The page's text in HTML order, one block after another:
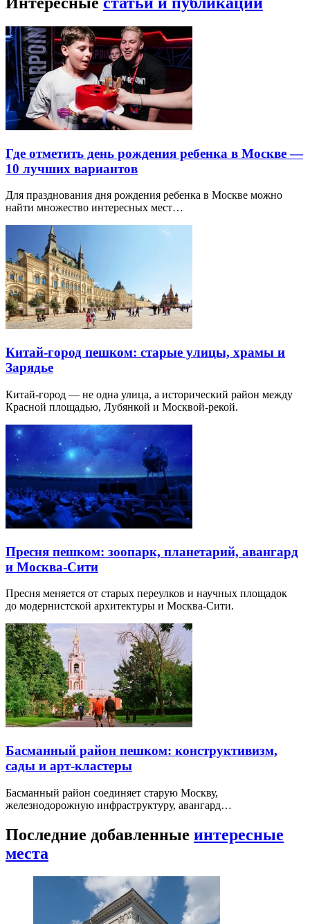
Где отметить день рождения ребенка в Москве —
10 лучших вариантов
Для празднования дня рождения ребенка в Москве можно
найти множество интересных мест…
Китай-город пешком: старые улицы, храмы и
Зарядье
Китай-город — не одна улица, а исторический район между
Красной площадью, Лубянкой и Москвой-рекой.
Пресня пешком: зоопарк, планетарий, авангард
и Москва-Сити
Пресня меняется от старых переулков и научных площадок
до модернистской архитектуры и Москва-Сити.
Басманный район пешком: конструктивизм,
сады и арт-кластеры
Басманный район соединяет старую Москву,
железнодорожную инфраструктуру, авангард…
Последние добавленные интересные
места